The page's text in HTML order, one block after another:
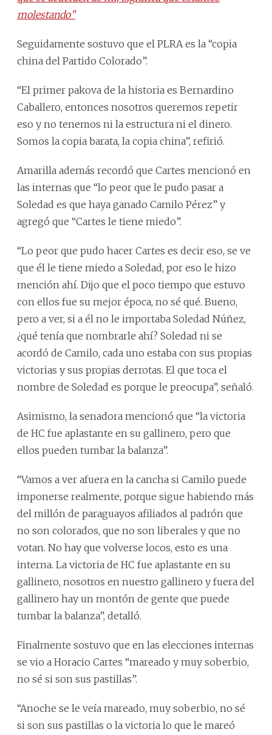
molestando”
Seguidamente sostuvo que el PLRA es la “copia
china del Partido Colorado”.
“El primer pakova de la historia es Bernardino
Caballero, entonces nosotros queremos repetir
eso y no tenemos ni la estructura ni el dinero.
Somos la copia barata, la copia china”, refirió.
Amarilla además recordó que Cartes mencionó en
las internas que “lo peor que le pudo pasar a
Soledad es que haya ganado Camilo Pérez” y
agregó que “Cartes le tiene miedo”.
“Lo peor que pudo hacer Cartes es decir eso, se ve
que él le tiene miedo a Soledad, por eso le hizo
mención ahí. Dijo que el poco tiempo que estuvo
con ellos fue su mejor época, no sé qué. Bueno,
pero a ver, si a él no le importaba Soledad Núñez,
¿qué tenía que nombrarle ahí? Soledad ni se
acordó de Camilo, cada uno estaba con sus propias
victorias y sus propias derrotas. El que toca el
nombre de Soledad es porque le preocupa”, señaló.
Asimismo, la senadora mencionó que “la victoria
de HC fue aplastante en su gallinero, pero que
ellos pueden tumbar la balanza”.
“Vamos a ver afuera en la cancha si Camilo puede
imponerse realmente, porque sigue habiendo más
del millón de paraguayos afiliados al padrón que
no son colorados, que no son liberales y que no
votan. No hay que volverse locos, esto es una
interna. La victoria de HC fue aplastante en su
gallinero, nosotros en nuestro gallinero y fuera del
gallinero hay un montón de gente que puede
tumbar la balanza”, detalló.
Finalmente sostuvo que en las elecciones internas
se vio a Horacio Cartes “mareado y muy soberbio,
no sé si son sus pastillas”.
“Anoche se le veía mareado, muy soberbio, no sé
si son sus pastillas o la victoria lo que le mareó